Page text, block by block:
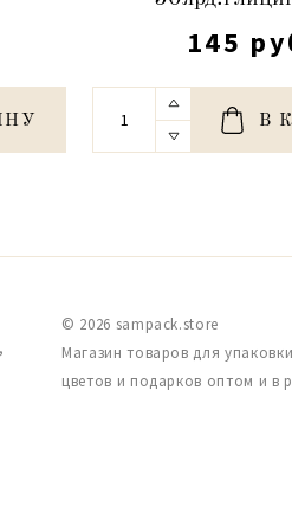
145
В
© 2026 sampack.store
Магазин товаров для
цветов и подарков оптом и в